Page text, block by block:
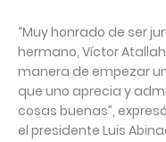
“Muy honrado de ser
hermano, Víctor
manera de empezar
que uno aprecia y
cosas buenas”,
el presidente Luis